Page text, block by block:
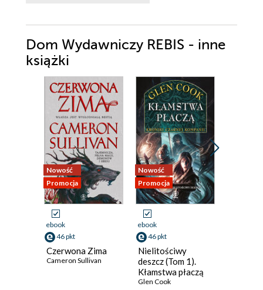
Postaci
Dziesięć fyl ateńskich
CZĘŚĆ PIERWSZA
1
3
4
5
6
7
8
9
Dom Wydawniczy REBIS - inne
książki
Nowość
Promocja
ebook
46 pkt
Czerwona Zima
Cameron Sullivan
Nowość
Promocja
ebook
46 pkt
Nielitościwy
deszcz (Tom 1).
Kłamstwa płaczą
Glen Cook